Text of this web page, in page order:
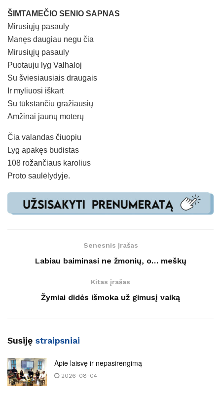
ŠIMTAMEČIO SENIO SAPNAS
Mirusiųjų pasauly
Manęs daugiau negu čia
Mirusiųjų pasauly
Puotauju lyg Valhaloj
Su šviesiausiais draugais
Ir myliuosi iškart
Su tūkstančiu gražiausių
Amžinai jaunų moterų
Čia valandas čiuopiu
Lyg apakęs budistas
108 rožančiaus karolius
Proto saulėlydyje.
Senesnis įrašas
Labiau baiminasi ne žmonių, o… meškų
Kitas įrašas
Žymiai didės išmoka už gimusį vaiką
Susiję straipsniai
Apie laisvę ir nepasirengimą
2026-08-04